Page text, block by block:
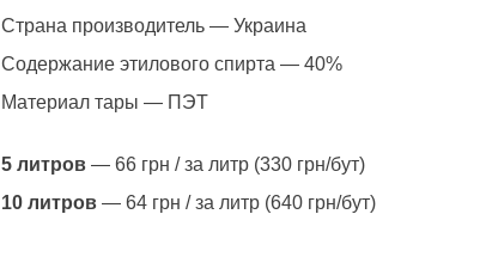
Страна производитель — Украина
Содержание этилового спирта — 40%
Материал тары — ПЭТ
5 литров— 66 грн / за литр (330 грн/бут)
10 литров— 64 грн / за литр (640 грн/бут)